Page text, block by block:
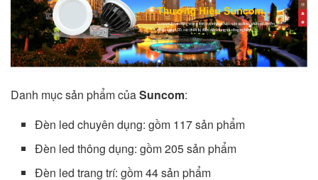
Danh mục sản phẩm củaSuncom:
Đèn led chuyên dụng: gồm 117 sản phẩm
Đèn led thông dụng: gồm 205 sản phẩm
Đèn led trang trí: gồm 44 sản phẩm